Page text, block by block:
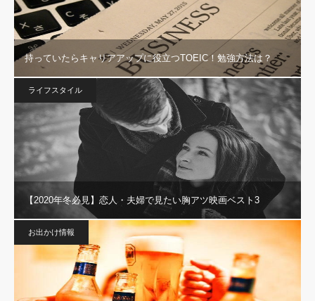
持っていたらキャリアアップに役立つTOEIC！勉強方法は？
ライフスタイル
【2020年冬必見】恋人・夫婦で見たい胸アツ映画ベスト3
お出かけ情報